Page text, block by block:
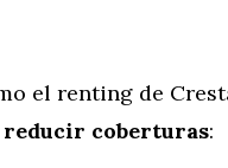
el renting de
coberturas: